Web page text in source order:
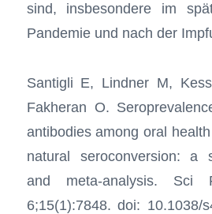
sind, insbesondere im
Pandemie und nach der
Santigli E, Lindner M,
Fakheran O.
antibodies among oral
natural seroconversion: a
and meta-analysis. Sci
6;15(1):7848. doi: 10.1038/